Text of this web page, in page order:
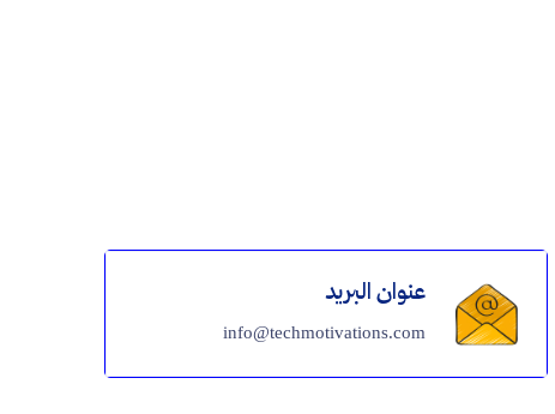
عنوان البريد
info@techmotivations.com